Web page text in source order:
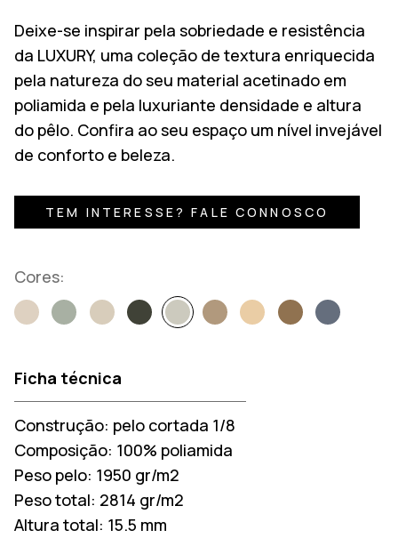
Deixe-se inspirar pela sobriedade e resistência
da LUXURY, uma coleção de textura enriquecida
pela natureza do seu material acetinado em
poliamida e pela luxuriante densidade e altura
do pêlo. Confira ao seu espaço um nível invejável
de conforto e beleza.
TEM INTERESSE? FALE CONNOSCO
Cores:
Ficha técnica
Construção: pelo cortada 1/8
Composição: 100% poliamida
Peso pelo: 1950 gr/m2
Peso total: 2814 gr/m2
Altura total: 15.5 mm